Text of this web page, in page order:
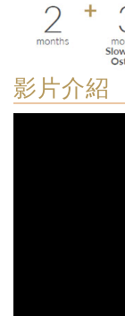
影片介紹